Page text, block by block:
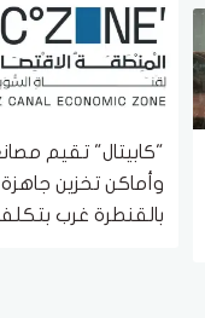
المصري
"كابيتال" تقيم
وأماكن تخزين جاهزة
بالقنطرة غرب